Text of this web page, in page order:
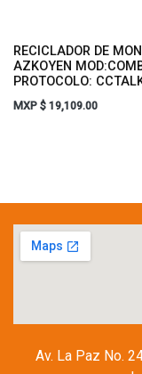
RECICLADOR DE
AZKOYEN
PROTOCOLO:
MXP $ 19,109.00
Av. La Paz No.